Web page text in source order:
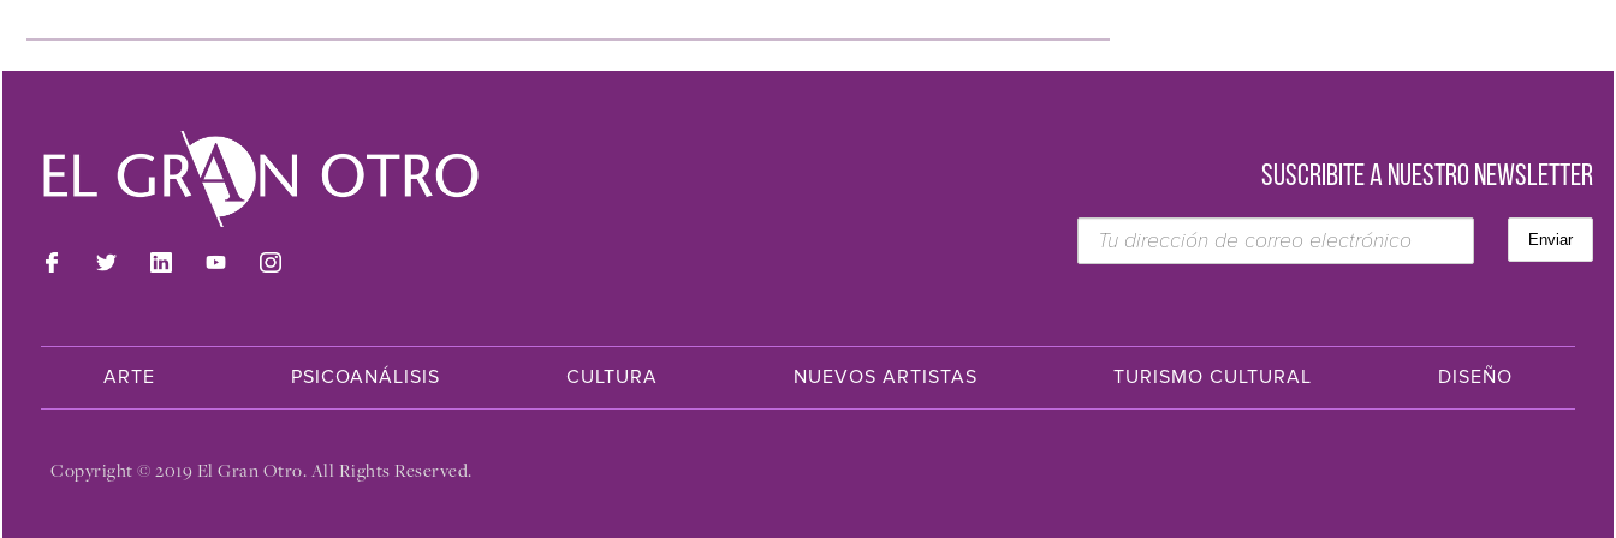
SUSCRIBITE A NUESTRO NEWSLETTER
ARTE PSICOANÁLISIS CULTURA NUEVOS ARTISTAS TURISMO CULTURAL DISEÑO
Copyright © 2019 El Gran Otro. All Rights Reserved.